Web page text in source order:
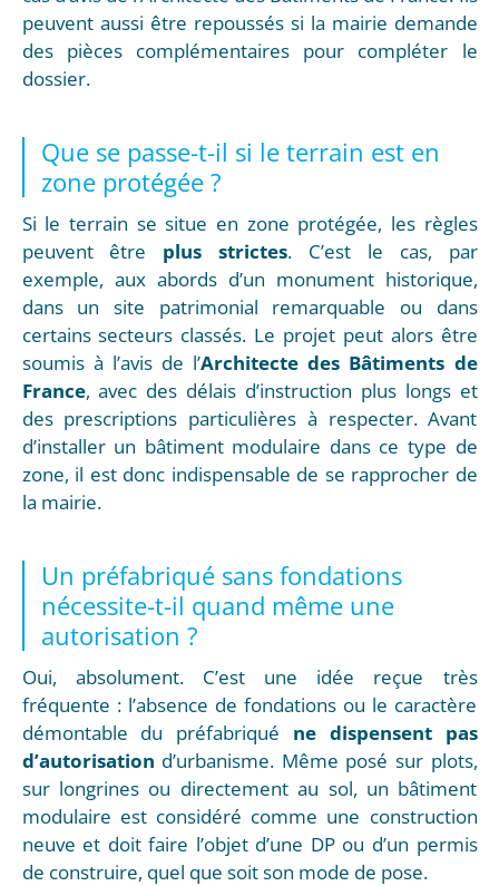
peuvent aussi être repoussés si la mairie demande
des pièces complémentaires pour compléter le
dossier.
Que se passe-t-il si le terrain est en
zone protégée ?
Si le terrain se situe en zone protégée, les règles
peuvent être plus strictes. C’est le cas, par
exemple, aux abords d’un monument historique,
dans un site patrimonial remarquable ou dans
certains secteurs classés. Le projet peut alors être
soumis à l’avis de l’Architecte des Bâtiments de
France, avec des délais d’instruction plus longs et
des prescriptions particulières à respecter. Avant
d’installer un bâtiment modulaire dans ce type de
zone, il est donc indispensable de se rapprocher de
la mairie.
Un préfabriqué sans fondations
nécessite-t-il quand même une
autorisation ?
Oui, absolument. C’est une idée reçue très
fréquente : l’absence de fondations ou le caractère
démontable du préfabriqué ne dispensent pas
d’autorisation d’urbanisme. Même posé sur plots,
sur longrines ou directement au sol, un bâtiment
modulaire est considéré comme une construction
neuve et doit faire l’objet d’une DP ou d’un permis
de construire, quel que soit son mode de pose.